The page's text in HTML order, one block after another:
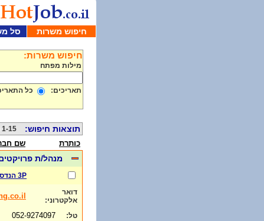
חיפוש משרות סל
חיפוש משרות:
מילות מפתח
תאריכים: כל
תוצאות חיפוש: 1-15 מתוך 975
כותרת שם
מנהל/ת
3P הנדסה
דואר
אלקטרוני:
טל: